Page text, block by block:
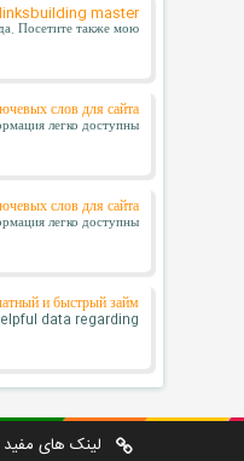
master :
Посетите также мою . . .
слов для сайта :
легко доступны . . .
слов для сайта :
легко доступны . . .
и быстрый займ :
data regarding . . .
لینک های مفید